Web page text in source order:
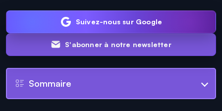
Suivez-nous sur Google
S'abonner à notre newsletter
Sommaire